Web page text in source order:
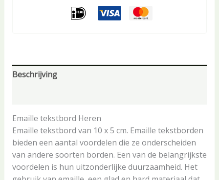
Beschrijving
Emaille tekstbord Heren
Emaille tekstbord van 10 x 5 cm. Emaille tekstborden
bieden een aantal voordelen die ze onderscheiden
van andere soorten borden. Een van de belangrijkste
voordelen is hun uitzonderlijke duurzaamheid. Het